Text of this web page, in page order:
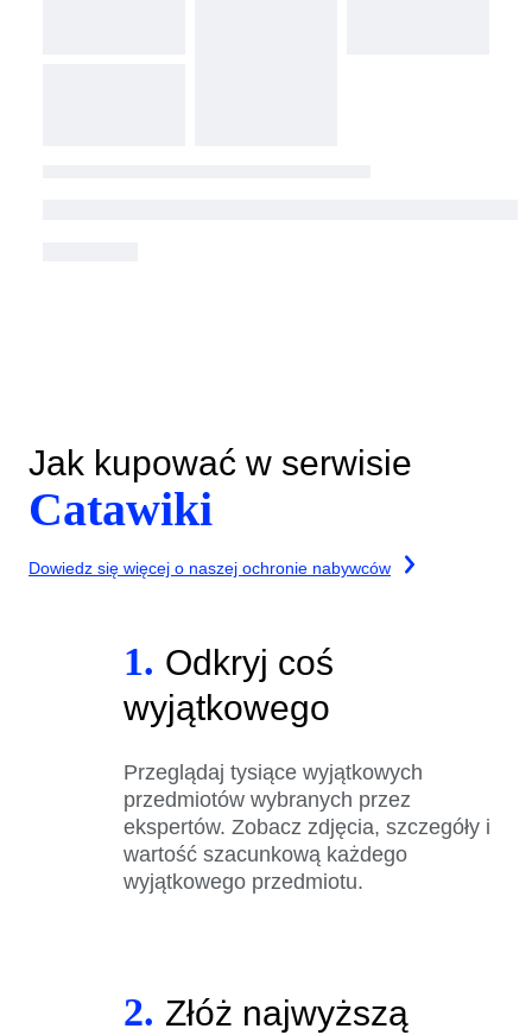
Jak kupować w serwisie
Catawiki
Dowiedz się więcej o naszej ochronie nabywców
1. Odkryj coś
wyjątkowego
Przeglądaj tysiące wyjątkowych
przedmiotów wybranych przez
ekspertów. Zobacz zdjęcia, szczegóły i
wartość szacunkową każdego
wyjątkowego przedmiotu.
2. Złóż najwyższą